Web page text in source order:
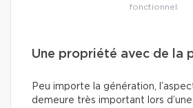
fonctionnel.
Une propriété avec de la
Peu importe la génération,
demeure très important lors